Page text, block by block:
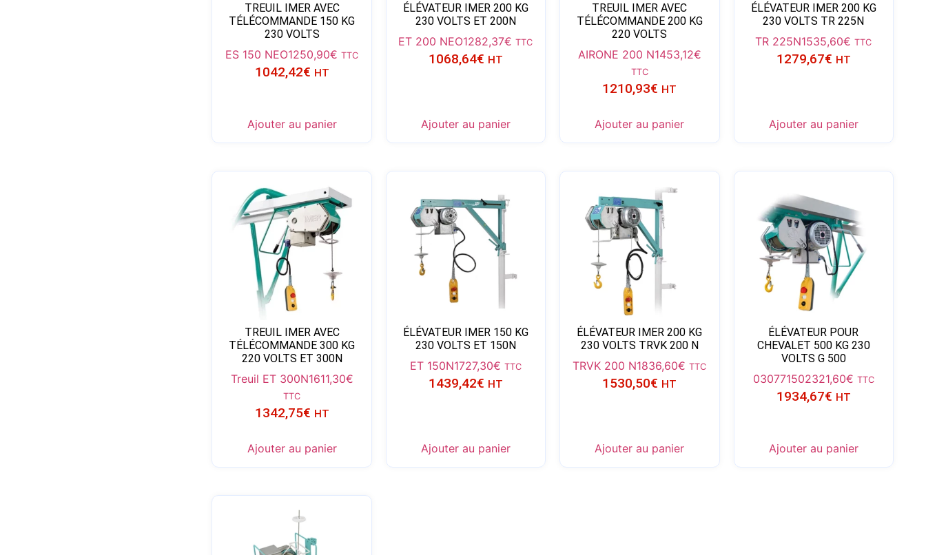
TREUIL IMER AVEC
TÉLÉCOMMANDE 150 KG
230 VOLTS
ES 150 NEO1250,90€ TTC
1042,42€ HT
Ajouter au panier
ÉLÉVATEUR IMER 200 KG
230 VOLTS ET 200N
ET 200 NEO1282,37€ TTC
1068,64€ HT
Ajouter au panier
TREUIL IMER AVEC
TÉLÉCOMMANDE 200 KG
220 VOLTS
AIRONE 200 N1453,12€
TTC
1210,93€ HT
Ajouter au panier
ÉLÉVATEUR IMER 200 KG
230 VOLTS TR 225N
TR 225N1535,60€ TTC
1279,67€ HT
Ajouter au panier
TREUIL IMER AVEC
TÉLÉCOMMANDE 300 KG
220 VOLTS ET 300N
Treuil ET 300N1611,30€
TTC
1342,75€ HT
Ajouter au panier
ÉLÉVATEUR IMER 150 KG
230 VOLTS ET 150N
ET 150N1727,30€ TTC
1439,42€ HT
Ajouter au panier
ÉLÉVATEUR IMER 200 KG
230 VOLTS TRVK 200 N
TRVK 200 N1836,60€ TTC
1530,50€ HT
Ajouter au panier
ÉLÉVATEUR POUR
CHEVALET 500 KG 230
VOLTS G 500
030771502321,60€ TTC
1934,67€ HT
Ajouter au panier